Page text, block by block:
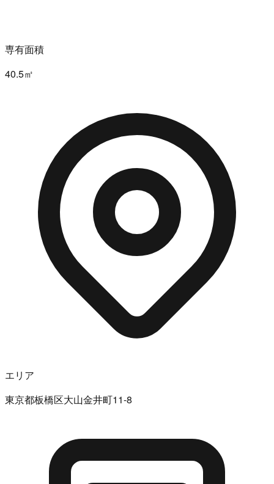
専有面積
40.5㎡
エリア
東京都板橋区大山金井町11-8